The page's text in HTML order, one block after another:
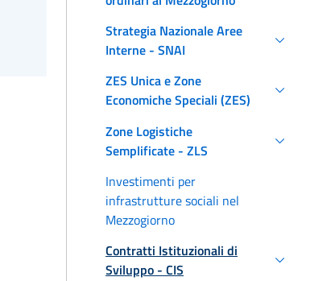
Strategia Nazionale Aree
Interne - SNAI
ZES Unica e Zone
Economiche Speciali (ZES)
Zone Logistiche
Semplificate - ZLS
Investimenti per
infrastrutture sociali nel
Mezzogiorno
Contratti Istituzionali di
Sviluppo - CIS